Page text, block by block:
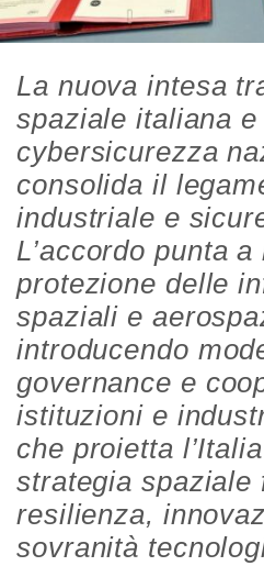
La nuova intesa
spaziale italiana e
cybersicurezza
consolida il
industriale e
L’accordo punta
protezione delle
spaziali e
introducendo
governance e
istituzioni e
che proietta
strategia spaziale
resilienza,
sovranità